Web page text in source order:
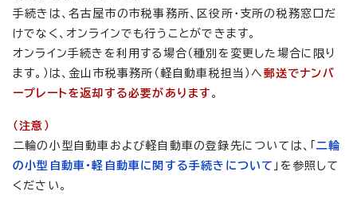
手続きは、名古屋市の市税事務所、区役所・支所の税務窓口だ
けでなく、オンラインでも行うことができます。
オンライン手続きを利用する場合（種別を変更した場合に限り
ます。）は、金山市税事務所（軽自動車税担当）へ 郵送でナンバ
ープレートを返却する必要があります 。
（注意）
二輪の小型自動車および軽自動車の登録先については、「二輪
の小型自動車・軽自動車に関する手続きについて 」を参照して
ください。